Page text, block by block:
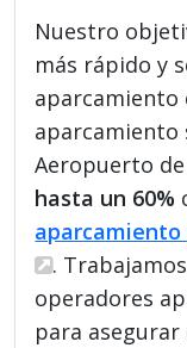
Nuestro
más rápido y
aparcamiento
aparcamiento
Aeropuerto
hasta un 60%
.
operadores
para